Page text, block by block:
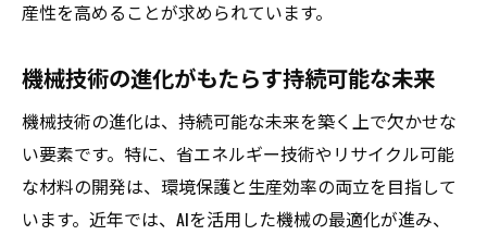
持続可能な生産を実現する機械技術の未来
サステナビリティを追求する最新技術
環境に優しい製造プロセスの構築
持続可能な生産を支える技術革新
未来の製造業における環境対応戦略
産性を高めることが求められています。
機械技術の進化がもたらす持続可能な未来
機械技術の進化は、持続可能な未来を築く上で欠かせな
い要素です。特に、省エネルギー技術やリサイクル可能
な材料の開発は、環境保護と生産効率の両立を目指して
います。近年では、AIを活用した機械の最適化が進み、